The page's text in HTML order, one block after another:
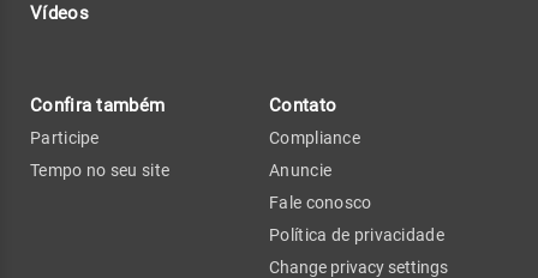
Vídeos
Confira também
Participe
Tempo no seu site
Contato
Compliance
Anuncie
Fale conosco
Política de privacidade
Change privacy settings